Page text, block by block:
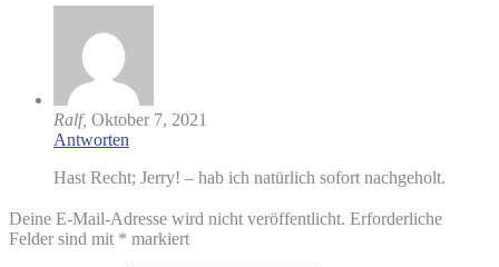
Ralf, Oktober 7, 2021
Antworten
Hast Recht; Jerry! – hab ich natürlich sofort nachgeholt.
Deine E-Mail-Adresse wird nicht veröffentlicht. Erforderliche
Felder sind mit * markiert